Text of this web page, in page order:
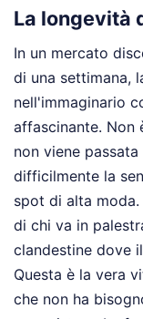
La longevità
In un mercato
di una settimana,
nell'immaginario
affascinante. Non
non viene
difficilmente la
spot di alta
di chi va in
clandestine dove
Questa è la vera
che non ha